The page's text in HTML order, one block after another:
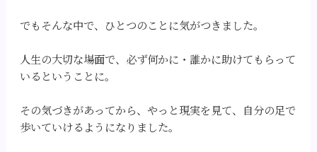
でもそんな中で、ひとつのことに気がつきました。
人生の大切な場面で、必ず何かに・誰かに助けてもらって
いるということに。
その気づきがあってから、やっと現実を見て、自分の足で
歩いていけるようになりました。